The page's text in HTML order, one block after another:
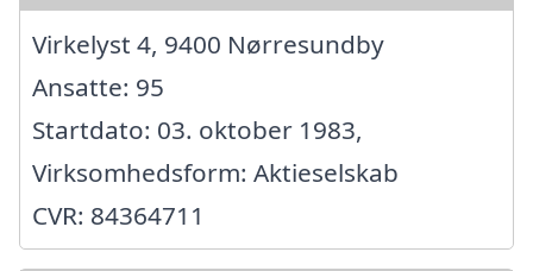
Virkelyst 4, 9400 Nørresundby
Ansatte: 95
Startdato: 03. oktober 1983,
Virksomhedsform: Aktieselskab
CVR: 84364711